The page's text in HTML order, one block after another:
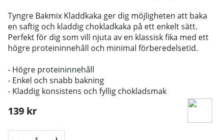
Tyngre Bakmix Kladdkaka ger dig möjligheten att baka
en saftig och kladdig chokladkaka på ett enkelt sätt.
Perfekt för dig som vill njuta av en klassisk fika med ett
högre proteininnehåll och minimal förberedelsetid.
- Högre proteininnehåll
- Enkel och snabb bakning
- Kladdig konsistens och fyllig chokladsmak
139 kr